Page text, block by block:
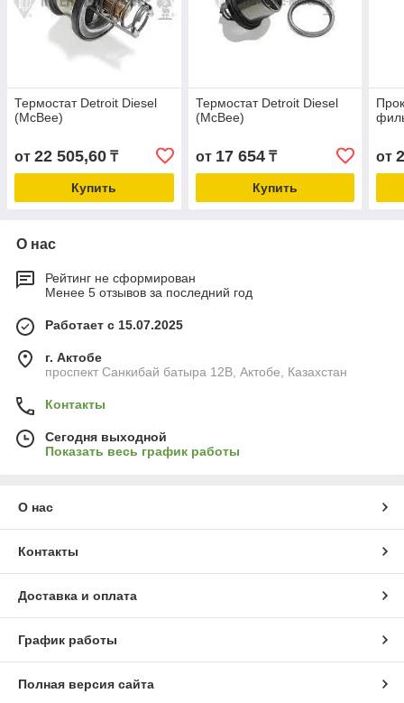
Термостат Detroit Diesel
(McBee)
от 22 505,60 ₸
Купить
Термостат Detroit Diesel
(McBee)
от 17 654₸
Купить
от
О нас
Рейтинг не сформирован
Менее 5 отзывов за последний год
Работает с 15.07.2025
г. Актобе
проспект Санкибай батыра 12В, Актобе, Казахстан
Контакты
Сегодня выходной
Показать весь график работы
О нас
Контакты
Доставка и оплата
График работы
Полная версия сайта